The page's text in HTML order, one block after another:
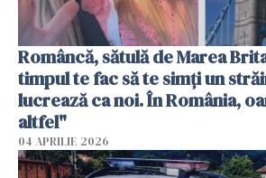
Româncă, sătulă de Marea
timpul te fac să te simți un
lucrează ca noi. În România,
altfel"
04 APRILIE 2026